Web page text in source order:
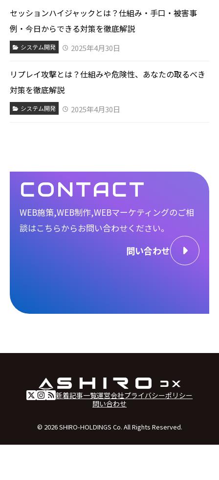
セッションハイジャックとは？仕組み・手口・被害事
例・今日からできる対策を徹底解説
システム開発 2025年4月30日
リプレイ攻撃とは？仕組みや危険性、あなたの取るべき
対策を徹底解説
システム開発 2025年4月30日
CONTACT
WEB施策,WEB制作,WEBマーケティングのご相
談はこちらからお問い合わせください。
問い合わせ
新着記事一覧運営会社プライバシーポリシー
問い合わせ
© 2026 SHIRO-HOLDINGS Co. All Rights Reserved.